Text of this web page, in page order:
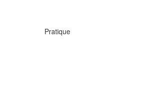
Pratique